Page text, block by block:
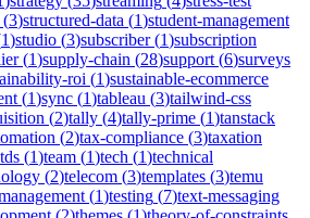
(3)structured-data (1)student-management
1)studio (3)subscriber(1)subscription
(1)supply-chain (28)support (6)surveys
roi (1)sustainable-ecommerce
(1)sync (1)tableau (3)tailwind-css
(2)tally (4)tally-prime (1)tanstack
(2)tax-compliance (3)taxation
tds (1)team (1)tech (1)technical
(2)telecom (3)templates (3)temu
(1)testing (7)text-messaging